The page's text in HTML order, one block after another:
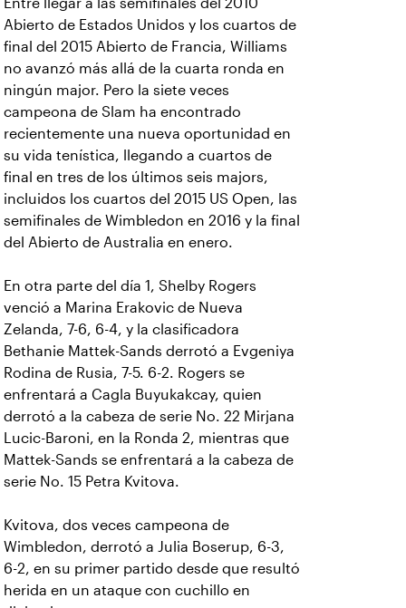
Entre llegar a las semifinales del 2010
Abierto de Estados Unidos y los cuartos de
final del 2015 Abierto de Francia, Williams
no avanzó más allá de la cuarta ronda en
ningún major. Pero la siete veces
campeona de Slam ha encontrado
recientemente una nueva oportunidad en
su vida tenística, llegando a cuartos de
final en tres de los últimos seis majors,
incluidos los cuartos del 2015 US Open, las
semifinales de Wimbledon en 2016 y la final
del Abierto de Australia en enero.
En otra parte del día 1, Shelby Rogers
venció a Marina Erakovic de Nueva
Zelanda, 7-6, 6-4, y la clasificadora
Bethanie Mattek-Sands derrotó a Evgeniya
Rodina de Rusia, 7-5. 6-2. Rogers se
enfrentará a Cagla Buyukakcay, quien
derrotó a la cabeza de serie No. 22 Mirjana
Lucic-Baroni, en la Ronda 2, mientras que
Mattek-Sands se enfrentará a la cabeza de
serie No. 15 Petra Kvitova.
Kvitova, dos veces campeona de
Wimbledon, derrotó a Julia Boserup, 6-3,
6-2, en su primer partido desde que resultó
herida en un ataque con cuchillo en